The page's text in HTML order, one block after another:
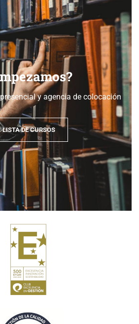
y agencia de colocación
LISTA DE CURSOS